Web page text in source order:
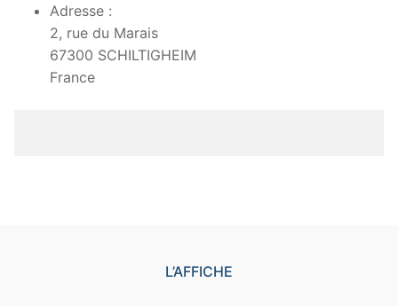
Adresse :
2, rue du Marais
67300 SCHILTIGHEIM
France
L’AFFICHE